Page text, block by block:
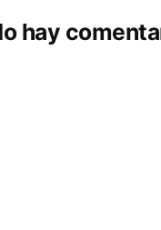
hay